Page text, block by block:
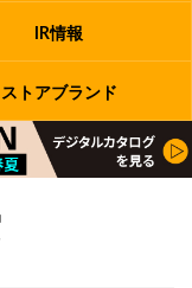
IR情報
ストアブランド